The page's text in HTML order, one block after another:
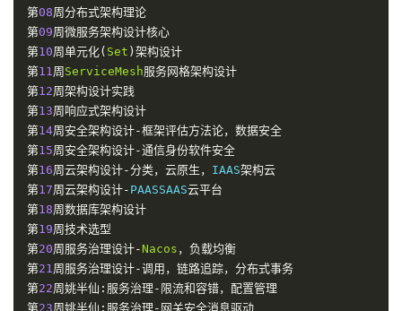
第08周分布式架构理论
第09周微服务架构设计核心
第10周单元化( Set )架构设计
第11周 ServiceMesh服务网格架构设计
第12周架构设计实践
第13周响应式架构设计
第14周安全架构设计-框架评估方法论，数据安全
第15周安全架构设计-通信身份软件安全
第16周云架构设计-分类，云原生， IAAS架构云
第17周云架构设计- PAASSAAS云平台
第18周数据库架构设计
第19周技术选型
第20周服务治理设计-Nacos ，负载均衡
第21周服务治理设计-调用，链路追踪，分布式事务
第22周姚半仙:服务治理-限流和容错，配置管理
第23周姚半仙:服务治理-网关安全消息驱动